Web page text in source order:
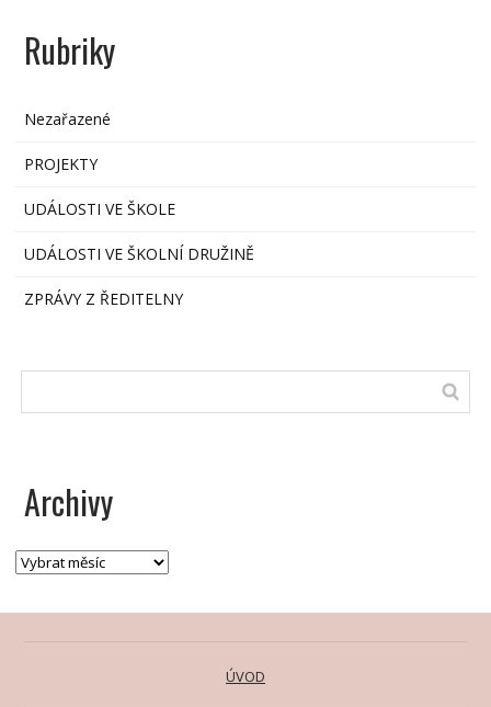
Rubriky
Nezařazené
PROJEKTY
UDÁLOSTI VE ŠKOLE
UDÁLOSTI VE ŠKOLNÍ DRUŽINĚ
ZPRÁVY Z ŘEDITELNY
Archivy
ÚVOD